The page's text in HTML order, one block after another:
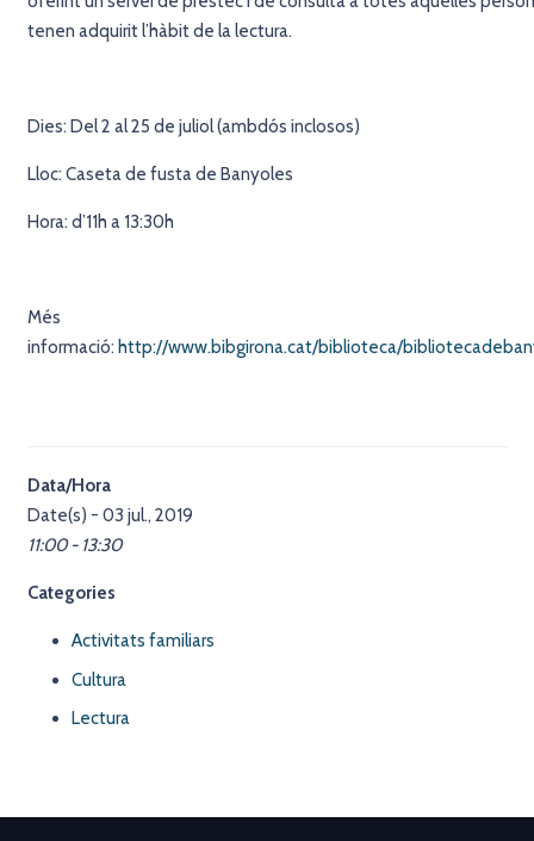
tenen adquirit l’hàbit de la lectura.
Dies: Del 2 al 25 de juliol (ambdós inclosos)
Lloc: Caseta de fusta de Banyoles
Hora: d’11h a 13:30h
Més
informació: http://www.bibgirona.cat/biblioteca/
Data/Hora
Date(s) - 03 jul., 2019
11:00 - 13:30
Categories
Activitats familiars
Cultura
Lectura